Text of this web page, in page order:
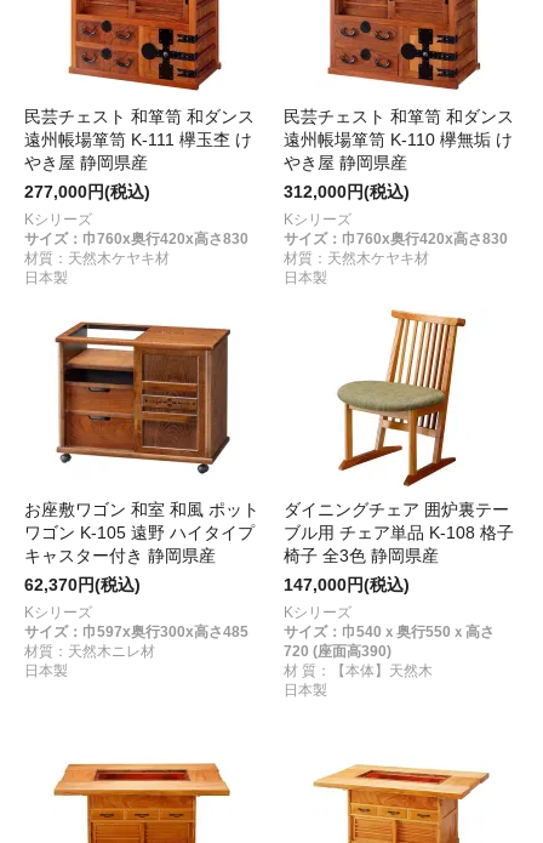
民芸チェスト 和箪笥 和ダンス
遠州帳場箪笥 K-111 欅玉杢 け
やき屋 静岡県産
277,000円(税込)
Kシリーズ
サイズ：巾760x奥行420x高さ830
材質：天然木ケヤキ材
日本製
民芸チェスト 和箪笥 和ダンス
遠州帳場箪笥 K-110 欅無垢 け
やき屋 静岡県産
312,000円(税込)
Kシリーズ
サイズ：巾760x奥行420x高さ830
材質：天然木ケヤキ材
日本製
お座敷ワゴン 和室 和風 ポット
ワゴン K-105 遠野 ハイタイプ
キャスター付き 静岡県産
62,370円(税込)
Kシリーズ
サイズ：巾597x奥行300x高さ485
材質：天然木ニレ材
日本製
ダイニングチェア 囲炉裏テー
ブル用 チェア単品 K-108 格子
椅子 全3色 静岡県産
147,000円(税込)
Kシリーズ
サイズ：巾540ｘ奥行550ｘ高さ
720 (座面高390)
材 質：【本体】天然木
日本製